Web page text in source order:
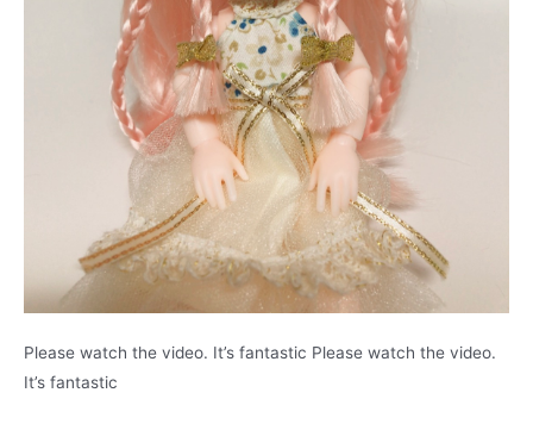
Please watch the video. It’s fantastic Please watch the video.
It’s fantastic